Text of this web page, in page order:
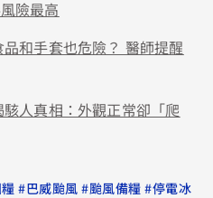
險最高
和手套也危險？ 醫師提醒
人真相：外觀正常卻「爬
# 巴威颱風 #颱風備糧 #停電冰